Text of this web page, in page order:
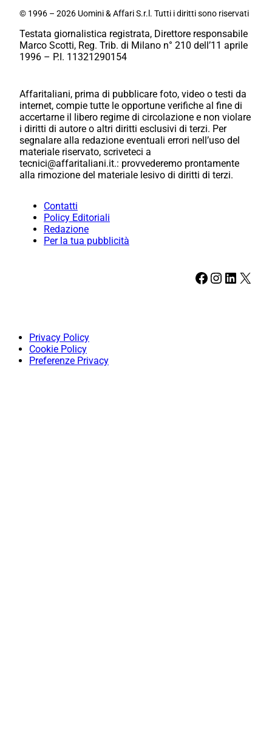
© 1996 – 2026 Uomini & Affari S.r.l. Tutti i diritti sono riservati
Testata giornalistica registrata, Direttore responsabile
Marco Scotti, Reg. Trib. di Milano n° 210 dell’11 aprile
1996 – P.I. 11321290154
Affaritaliani, prima di pubblicare foto, video o testi da
internet, compie tutte le opportune verifiche al fine di
accertarne il libero regime di circolazione e non violare
i diritti di autore o altri diritti esclusivi di terzi. Per
segnalare alla redazione eventuali errori nell’uso del
materiale riservato, scriveteci a
tecnici@affaritaliani.it.: provvederemo prontamente
alla rimozione del materiale lesivo di diritti di terzi.
Contatti
Policy Editoriali
Redazione
Per la tua pubblicità
Facebook Instagram LinkedIn X
Privacy Policy
Cookie Policy
Preferenze Privacy